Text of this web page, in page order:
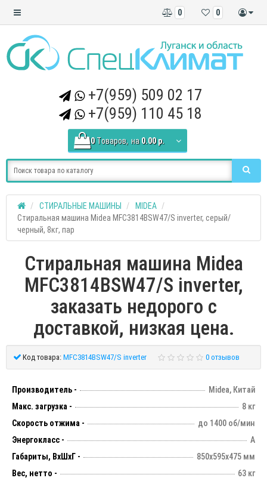
0
0
+7(959) 509 02 17
+7(959) 110 45 18
0 Tоваров, на 0.00 р.
СТИРАЛЬНЫЕ МАШИНЫ
MIDEA
Стиральная машина Midea MFC3814BSW47/S inverter, серый/
черный, 8кг, пар
Стиральная машина Midea
MFC3814BSW47/S inverter,
заказать недорого с
доставкой, низкая цена.
Код товара: MFC3814BSW47/S inverter 0 отзывов
Производитель -
Midea, Китай
Макс. загрузка -
8 кг
Скорость отжима -
до 1400 об/мин
Энергокласс -
А
Габариты, ВхШхГ -
850х595х475 мм
Вес, нетто -
63 кг